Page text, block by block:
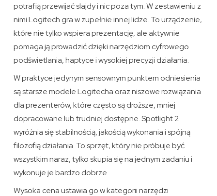
potrafią przewijać slajdy i nic poza tym. W zestawieniu z
nimi Logitech gra w zupełnie innej lidze. To urządzenie,
które nie tylko wspiera prezentację, ale aktywnie
pomaga ją prowadzić dzięki narzędziom cyfrowego
podświetlania, haptyce i wysokiej precyzji działania.
W praktyce jedynym sensownym punktem odniesienia
są starsze modele Logitecha oraz niszowe rozwiązania
dla prezenterów, które często są droższe, mniej
dopracowane lub trudniej dostępne. Spotlight 2
wyróżnia się stabilnością, jakością wykonania i spójną
filozofią działania. To sprzęt, który nie próbuje być
wszystkim naraz, tylko skupia się na jednym zadaniu i
wykonuje je bardzo dobrze.
Wysoka cena ustawia go w kategorii narzędzi